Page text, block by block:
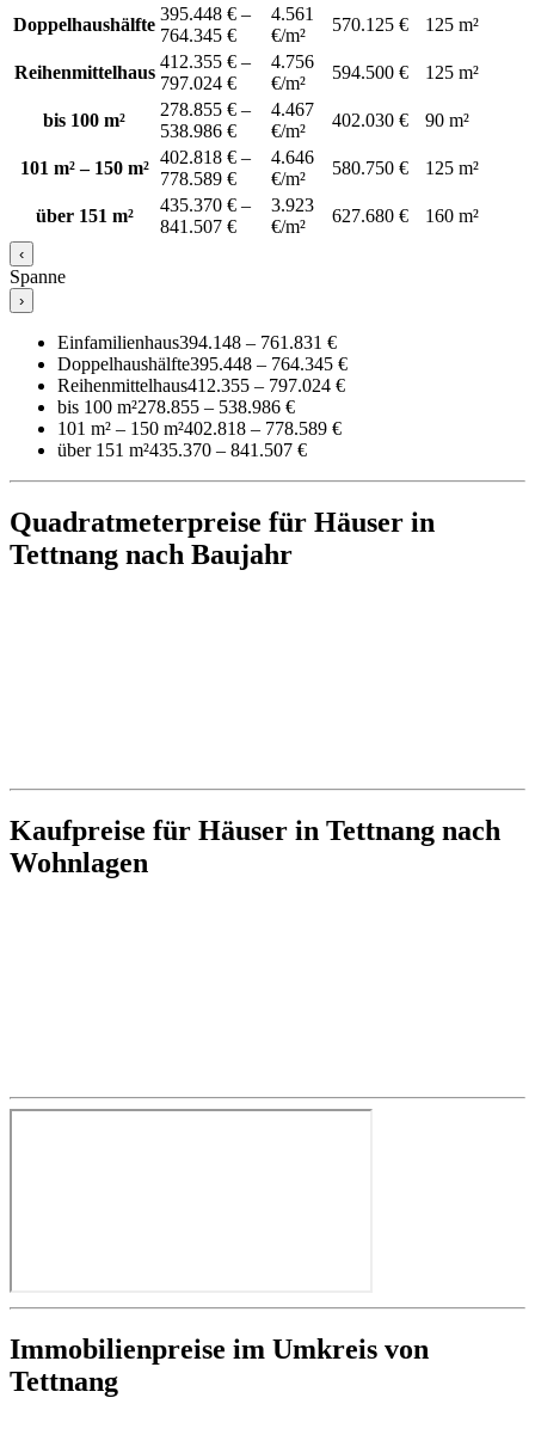
Doppelhaushälfte
395.448 € –
764.345 €
4.561
€/m²
570.125 € 125 m²
Reihenmittelhaus
412.355 € –
797.024 €
4.756
€/m²
594.500 € 125 m²
bis 100 m²
278.855 € –
538.986 €
4.467
€/m²
402.030 € 90 m²
101 m² – 150 m²
402.818 € –
778.589 €
4.646
€/m²
580.750 € 125 m²
über 151 m²
435.370 € –
841.507 €
3.923
€/m²
627.680 € 160 m²
‹
Spanne
›
Einfamilienhaus394.148 – 761.831 €
Doppelhaushälfte395.448 – 764.345 €
Reihenmittelhaus412.355 – 797.024 €
bis 100 m²278.855 – 538.986 €
101 m² – 150 m²402.818 – 778.589 €
über 151 m²435.370 – 841.507 €
Quadratmeterpreise für Häuser in
Tettnang nach Baujahr
Kaufpreise für Häuser in Tettnang nach
Wohnlagen
Immobilienpreise im Umkreis von
Tettnang